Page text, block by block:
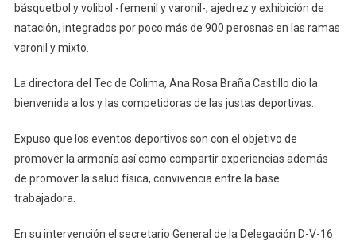
básquetbol y volibol -femenil y varonil-, ajedrez y exhibición de
natación, integrados por poco más de 900 perosnas en las ramas
varonil y mixto.
La directora del Tec de Colima, Ana Rosa Braña Castillo dio la
bienvenida a los y las competidoras de las justas deportivas.
Expuso que los eventos deportivos son con el objetivo de
promover la armonía así como compartir experiencias además
de promover la salud física, convivencia entre la base
trabajadora.
En su intervención el secretario General de la Delegación D-V-16